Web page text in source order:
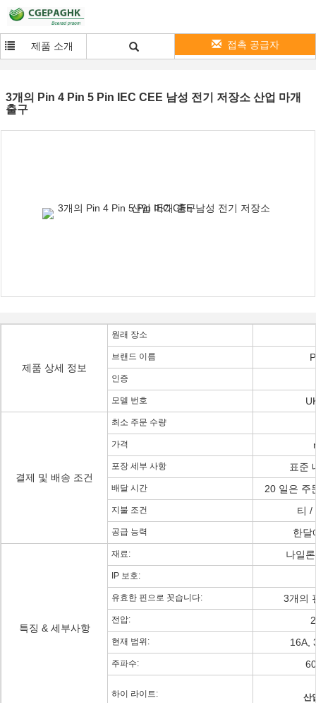
제품 소개 접촉 공급자
3개의 Pin 4 Pin 5 Pin IEC CEE 남성 전기 저장소 산업 마개
출구
제품 상세 정보
원래 장소
브랜드 이름
인증
모델 번호
결제 및 배송 조건
최소 주문 수량
가격
포장 세부 사항 표준
배달 시간 20 일은 주
지불 조건 티 /
공급 능력 한달
특징 & 세부사항
재료: 나일
IP 보호:
유효한 핀으로 꼿습니다: 3개의
전압:
현재 범위: 16A,
주파수:
하이 라이트: 산